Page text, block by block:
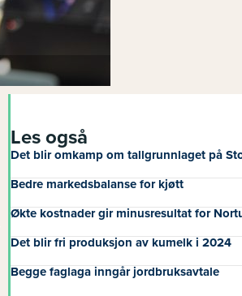
Les også
Det blir omkamp om tallgrunnlaget på
Bedre markedsbalanse for kjøtt
Økte kostnader gir minusresultat for
Det blir fri produksjon av kumelk i 2024
Begge faglaga inngår jordbruksavtale